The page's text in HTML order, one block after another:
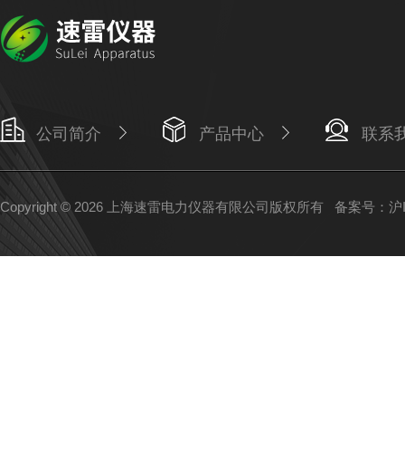
公司简介 产品中心 联系
Copyright © 2026 上海速雷电力仪器有限公司版权所有 备案号：